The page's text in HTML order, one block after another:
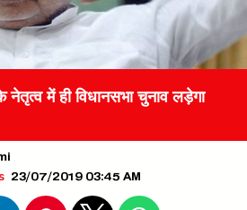
नेतृत्व में ही विधानसभा चुनाव लड़ेगा
23/07/2019 03:45 AM